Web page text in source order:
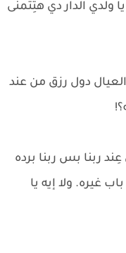
الدار دي هتِتمنى
دول رزق من عند
ربنا بس ربنا برده
غيره. ولا إيه يا